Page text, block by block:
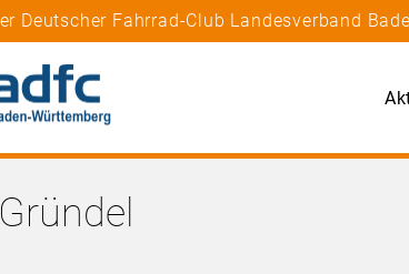
Deutscher Fahrrad-Club Landesverband